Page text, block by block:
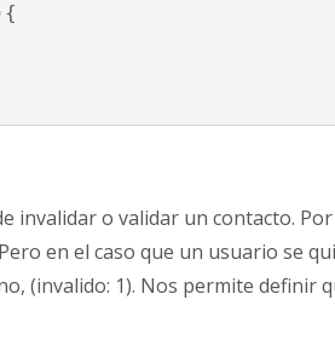
invalidar o validar un contacto. Por
en el caso que un usuario se
(invalido: 1). Nos permite definir